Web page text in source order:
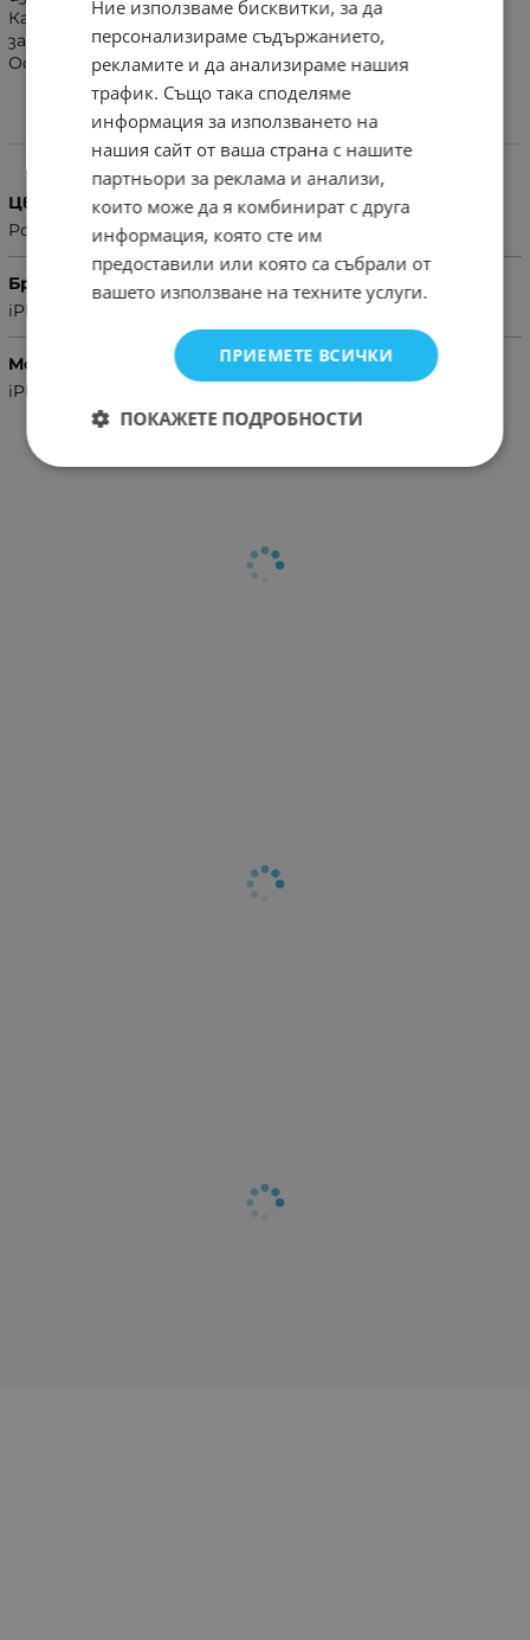
Калъф за телефон , предоставящ чудесна цялостна
защита за вашия мобилен телефон
Осигурява изключителна защита от падане
Характеристики
Цвят
Розов
Бранд
iPhone
Модел Телефон
iPhone 13 Pro Max
Ние използваме бисквитки, за да
персонализираме съдържанието,
рекламите и да анализираме нашия
трафик. Също така споделяме
информация за използването на
нашия сайт от ваша страна с нашите
партньори за реклама и анализи,
които може да я комбинират с друга
информация, която сте им
предоставили или която са събрали от
вашето използване на техните услуги.
ПРИЕМЕТЕ ВСИЧКИ
ПОКАЖЕТЕ ПОДРОБНОСТИ